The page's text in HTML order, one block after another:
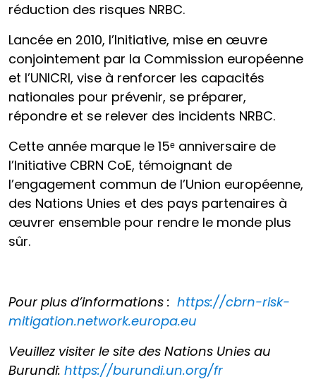
réduction des risques NRBC.
Lancée en 2010, l’Initiative, mise en œuvre
conjointement par la Commission européenne
et l’UNICRI, vise à renforcer les capacités
nationales pour prévenir, se préparer,
répondre et se relever des incidents NRBC.
Cette année marque le 15ᵉ anniversaire de
l’Initiative CBRN CoE, témoignant de
l’engagement commun de l’Union européenne,
des Nations Unies et des pays partenaires à
œuvrer ensemble pour rendre le monde plus
sûr.
Pour plus d’informations : https://cbrn-risk-
mitigation.network.europa.eu
Veuillez visiter le site des Nations Unies au
Burundi: https://burundi.un.org/fr